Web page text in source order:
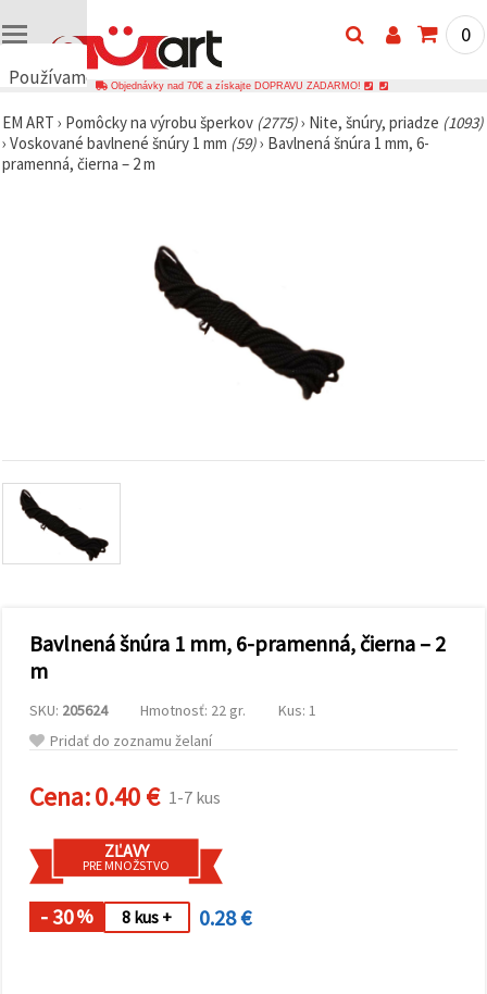
Používame
🍪
Používame
cookies a
zobrazovali
obsah a
reklamu, aj
s pomocou
partnerov
Môžete
používaním
súborov
cookie
kliknutím
Alebo
uviesť svoje
preferencie
Nastaveniach
výberom
daného
0
Objednávky nad 70€ a získajte DOPRAVU ZADARMO!
EM ART › Pomôcky na výrobu šperkov (2775)› Nite, šnúry, priadze (1093)
› Voskované bavlnené šnúry 1 mm (59)› Bavlnená šnúra 1 mm, 6-
pramenná, čierna – 2 m
Bavlnená šnúra 1 mm, 6-pramenná, čierna – 2
m
SKU: 205624 Hmotnosť: 22 gr.
Kus: 1
Pridať do zoznamu želaní
Cena:0.40 € 1-7 kus
ZĽAVY
PRE MNOŽSTVO
- 30% 8 kus + 0.28 €